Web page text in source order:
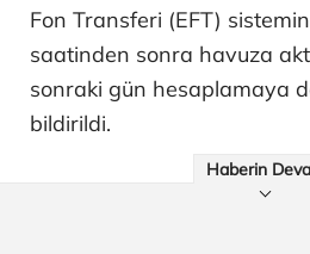
Fon Transferi (EFT)
saatinden sonra havuza
sonraki gün hesaplamaya
bildirildi.
Haberin